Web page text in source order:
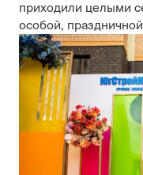
приходили целыми
особой,